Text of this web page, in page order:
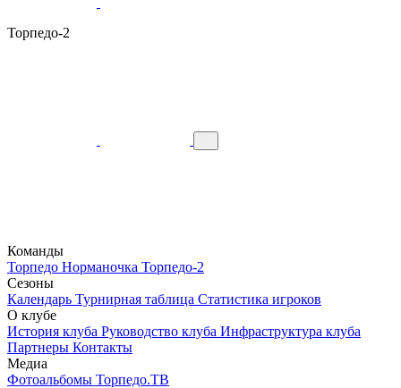
Торпедо-2
Команды
Торпедо Норманочка Торпедо-2
Сезоны
Календарь Турнирная таблица Статистика игроков
О клубе
История клуба Руководство клуба Инфраструктура клуба
Партнеры Контакты
Медиа
Фотоальбомы Торпедо.ТВ